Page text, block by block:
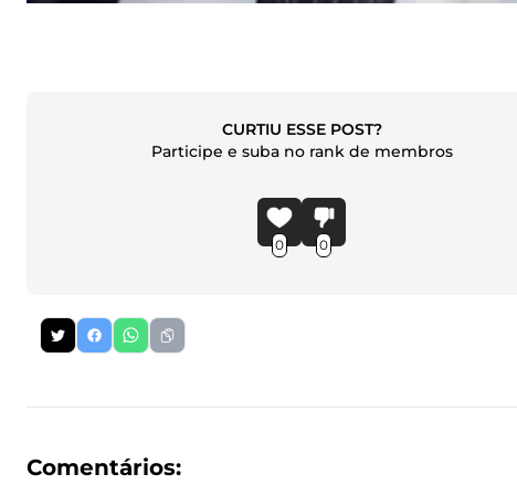
CURTIU ESSE POST?
Participe e suba no rank de membros
0 0
Comentários: